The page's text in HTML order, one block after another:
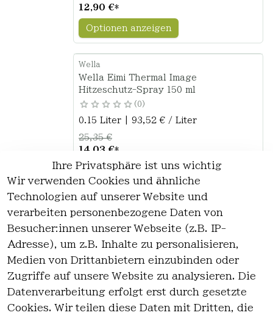
12,90 €*
Optionen anzeigen
Wella
Wella Eimi Thermal Image
Hitzeschutz-Spray 150 ml
0
0.15 Liter | 93,52 € / Liter
14,03 €*
25,35 €
Optionen anzeigen
*inkl. ges. MwStzzgl.Versandkosten
1
Ihre Privatsphäre ist uns wichtig
Wir verwenden Cookies und ähnliche
Technologien auf unserer Website und
verarbeiten personenbezogene Daten von
Besucher:innen unserer Webseite (z.B. IP-
Adresse), um z.B. Inhalte zu personalisieren,
Medien von Drittanbietern einzubinden oder
Zugriffe auf unsere Website zu analysieren. Die
Datenverarbeitung erfolgt erst durch gesetzte
Cookies. Wir teilen diese Daten mit Dritten, die